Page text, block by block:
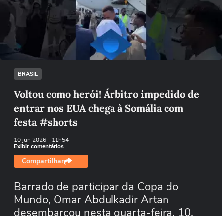
Não foi possível reproduzir o vídeo
Tentar novamente
BRASIL
Voltou como herói! Árbitro impedido de
entrar nos EUA chega à Somália com
festa #shorts
10 jun 2026- 11h54
Exibir comentários
Compartilhar
Barrado de participar da Copa do
Mundo, Omar Abdulkadir Artan
desembarcou nesta quarta-feira, 10,